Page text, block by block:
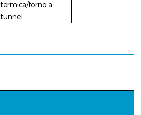
termica/forno a
tunnel